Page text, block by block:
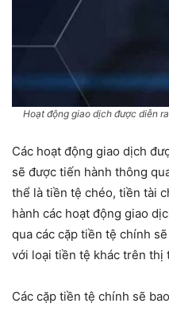
Hoạt động giao dịch được diễn
Các hoạt động giao dịch
sẽ được tiến hành thông
thể là tiền tệ chéo, tiền tài
hành các hoạt động giao
qua các cặp tiền tệ chính
với loại tiền tệ khác trên thị
Các cặp tiền tệ chính sẽ